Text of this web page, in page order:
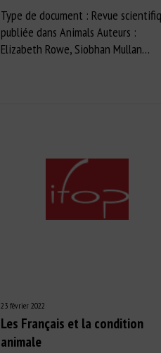
Type de document : Revue
publiée dans Animals Auteurs :
Elizabeth Rowe, Siobhan Mullan…
23 février 2022
Les Français et la condition
animale